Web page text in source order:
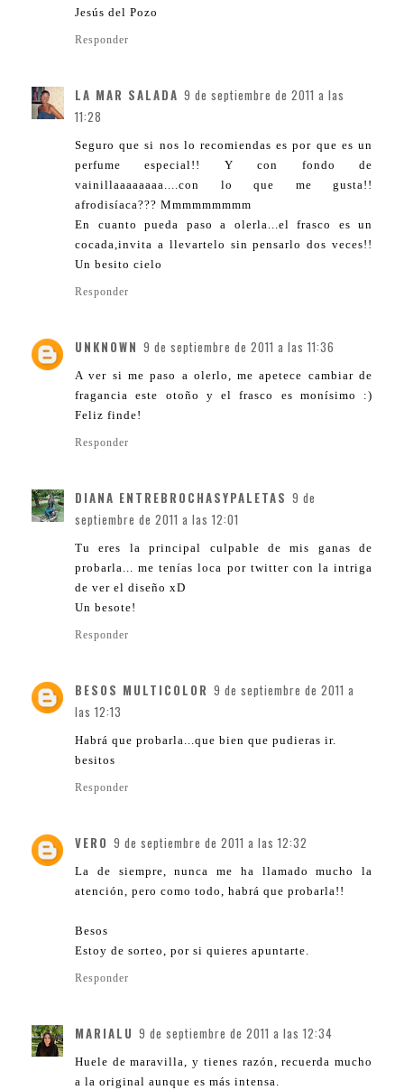
Jesús del Pozo
Responder
LA MAR SALADA 9 de septiembre de 2011 a las
11:28
Seguro que si nos lo recomiendas es por que es un
perfume especial!! Y con fondo de
vainillaaaaaaaa....con lo que me gusta!!
afrodisíaca??? Mmmmmmmmm
En cuanto pueda paso a olerla...el frasco es un
cocada,invita a llevartelo sin pensarlo dos veces!!
Un besito cielo
Responder
UNKNOWN 9 de septiembre de 2011 a las 11:36
A ver si me paso a olerlo, me apetece cambiar de
fragancia este otoño y el frasco es monísimo :)
Feliz finde!
Responder
DIANA ENTREBROCHASYPALETAS 9 de
septiembre de 2011 a las 12:01
Tu eres la principal culpable de mis ganas de
probarla... me tenías loca por twitter con la intriga
de ver el diseño xD
Un besote!
Responder
BESOS MULTICOLOR 9 de septiembre de 2011 a
las 12:13
Habrá que probarla...que bien que pudieras ir.
besitos
Responder
VERO 9 de septiembre de 2011 a las 12:32
La de siempre, nunca me ha llamado mucho la
atención, pero como todo, habrá que probarla!!
Besos
Estoy de sorteo, por si quieres apuntarte.
Responder
MARIALU 9 de septiembre de 2011 a las 12:34
Huele de maravilla, y tienes razón, recuerda mucho
a la original aunque es más intensa.